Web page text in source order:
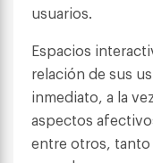
usuarios.
Espacios
relación de sus
inmediato, a la
aspectos
entre otros,